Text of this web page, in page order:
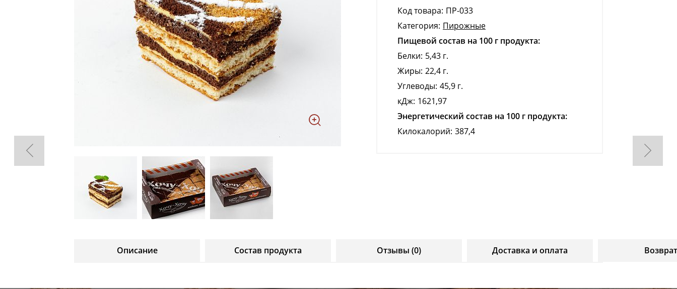
Код товара: ПР-033
Категория: Пирожные
Пищевой состав на 100 г продукта:
Белки: 5,43 г.
Жиры: 22,4 г.
Углеводы: 45,9 г.
кДж: 1621,97
Энергетический состав на 100 г продукта:
Килокалорий: 387,4
Описание Состав продукта Отзывы (0) Доставка и оплата Возврат